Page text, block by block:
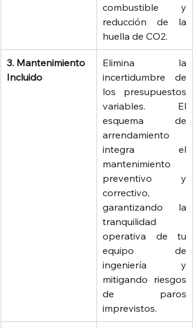
combustible y
reducción de la
huella de CO2.
3. Mantenimiento
Incluido
Elimina la
incertidumbre de
los presupuestos
variables. El
esquema de
arrendamiento
integra el
mantenimiento
preventivo y
correctivo,
garantizando la
tranquilidad
operativa de tu
equipo de
ingeniería y
mitigando riesgos
de paros
imprevistos.